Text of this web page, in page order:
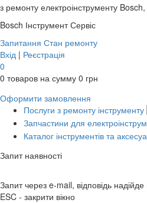
з ремонту електроінструменту
Bosch Інструмент Сервіс
Запитання Стан ремонту
Вхід | Реєстрація
0
0 товаров на сумму 0 грн
Оформити замовлення
Послуги з ремонту інструменту
Запчастини для
Каталог інструментів та
Запит наявності
Запит через e-mail, відповідь
ESC - закрити вікно